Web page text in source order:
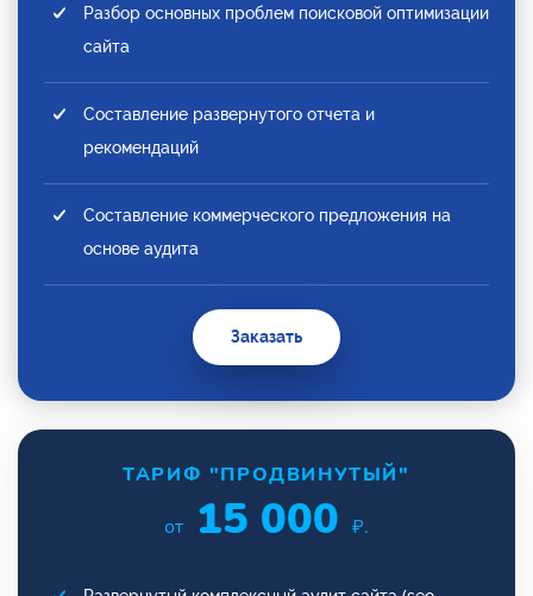
Разбор основных проблем поисковой оптимизации
сайта
Составление развернутого отчета и
рекомендаций
Составление коммерческого предложения на
основе аудита
Заказать
ТАРИФ "ПРОДВИНУТЫЙ"
от 15 000 ₽.